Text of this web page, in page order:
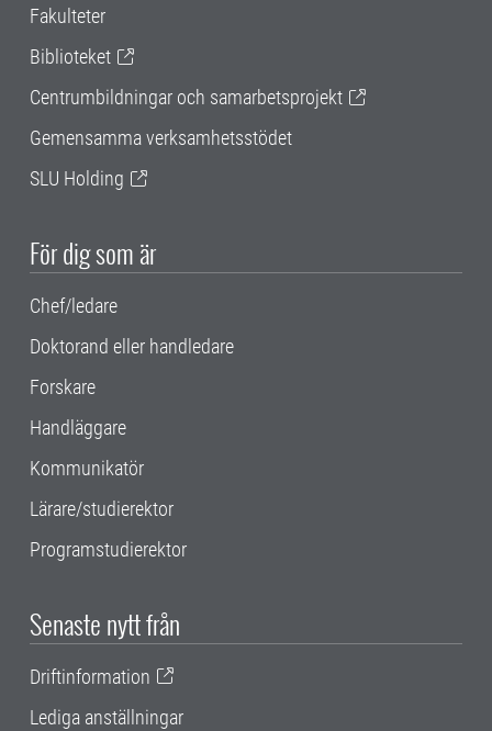
Fakulteter
Biblioteket
Centrumbildningar och samarbetsprojekt
Gemensamma verksamhetsstödet
SLU Holding
För dig som är
Chef/ledare
Doktorand eller handledare
Forskare
Handläggare
Kommunikatör
Lärare/studierektor
Programstudierektor
Senaste nytt från
Driftinformation
Lediga anställningar